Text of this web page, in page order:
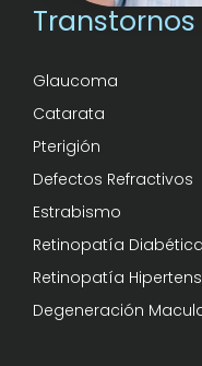
Glaucoma
Catarata
Pterigión
Defectos Refractivos
Estrabismo
Retinopatía Diabética
Retinopatía
Degeneración